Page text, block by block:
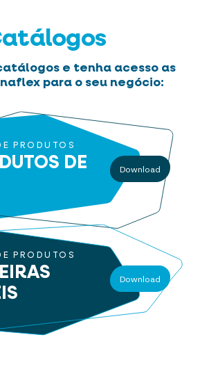
e tenha acesso as
para o seu negócio:
PRODUTOS
DE
Download
PRODUTOS
Download